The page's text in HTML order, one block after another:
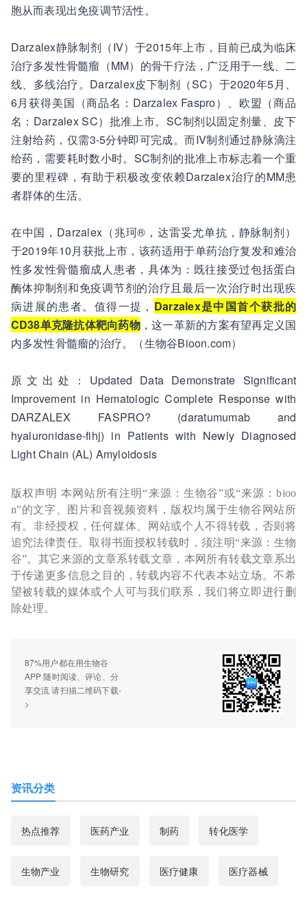
胞从而表现出免疫调节活性。
Darzalex静脉制剂（IV）于2015年上市，目前已成为临床
治疗多发性骨髓瘤（MM）的骨干疗法，广泛用于一线、二
线、多线治疗。Darzalex皮下制剂（SC）于2020年5月、
6月获得美国（商品名：Darzalex Faspro）、欧盟（商品
名：Darzalex SC）批准上市。SC制剂以固定剂量、皮下
注射给药，仅需3-5分钟即可完成。而IV制剂通过静脉滴注
给药，需要耗时数小时。SC制剂的批准上市标志着一个重
要的里程碑，有助于积极改变依赖Darzalex治疗的MM患
者群体的生活。
在中国，Darzalex（兆珂®，达雷妥尤单抗，静脉制剂）
于2019年10月获批上市，该药适用于单药治疗复发和难治
性多发性骨髓瘤成人患者，具体为：既往接受过包括蛋白
酶体抑制剂和免疫调节剂的治疗且最后一次治疗时出现疾
病进展的患者。值得一提， Darzalex是中国首个获批的
CD38单克隆抗体靶向药物，这一革新的方案有望再定义国
内多发性骨髓瘤的治疗。（生物谷Bioon.com）
原文出处：Updated Data Demonstrate Significant
Improvement in Hematologic Complete Response with
DARZALEX FASPRO? (daratumumab and
hyaluronidase-fihj) in Patients with Newly Diagnosed
Light Chain (AL) Amyloidosis
版权声明 本网站所有注明“来源：生物谷”或“来源：bioo
n”的文字、图片和音视频资料，版权均属于生物谷网站所
有。非经授权，任何媒体、网站或个人不得转载，否则将
追究法律责任。取得书面授权转载时，须注明“来源：生物
谷”。其它来源的文章系转载文章，本网所有转载文章系出
于传递更多信息之目的，转载内容不代表本站立场。不希
望被转载的媒体或个人可与我们联系，我们将立即进行删
除处理。
87%用户都在用生物谷
APP 随时阅读、评论、分
享交流 请扫描二维码下载-
>
资讯分类
热点推荐 医药产业 制药 转化医学
生物产业 生物研究 医疗健康 医疗器械